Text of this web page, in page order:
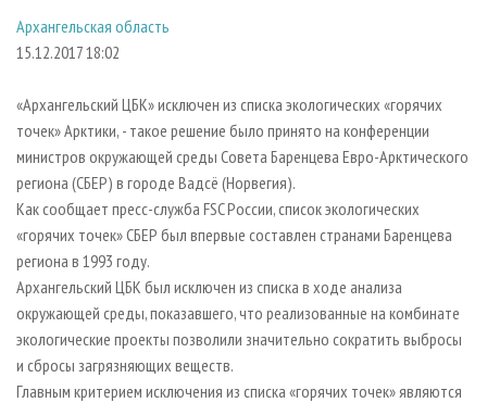
СУШКА ДРЕВЕСИНЫ
ДЕРЕВЯННОЕ ДОМОСТРОЕНИЕ
ПРОИЗВОДСТВО МЕБЕЛИ
БИОЭНЕРГЕТИКА
ЦБП
ИНСТРУМЕНТ И МАТЕРИАЛЫ
ПЕРСОНЫ
ОФИЦИАЛЬНЫЕ ДЕЛЕГАЦИИ
ПРИОРИТЕТНЫЕ ИНВЕСТПРОЕКТЫ
RUSSIAN FORESTRY REVIEW
ГАЗЕТА ЛЕСПРОМФОРУМ
БИБЛИОТЕКА СПЕЦИАЛИСТА
ПОДПИСКА
КОНТАКТЫ
РЕКЛАМОДАТЕЛЯМ
РЕКЛАМА
Архангельская область
15.12.2017 18:02
«Архангельский ЦБК» исключен из списка экологических «горячих
точек» Арктики, - такое решение было принято на конференции
министров окружающей среды Совета Баренцева Евро-Арктического
региона (СБЕР) в городе Вадсё (Норвегия).
Как сообщает пресс-служба FSC России, список экологических
«горячих точек» СБЕР был впервые составлен странами Баренцева
региона в 1993 году.
Архангельский ЦБК был исключен из списка в ходе анализа
окружающей среды, показавшего, что реализованные на комбинате
экологические проекты позволили значительно сократить выбросы
и сбросы загрязняющих веществ.
Главным критерием исключения из списка «горячих точек» являются